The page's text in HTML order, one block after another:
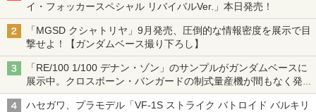
イ・フォッカースペシャル リバイバルVer.」本日発売！
「MGSD クシャトリヤ」9月発売、圧倒的な情報密度を展示で目
撃せよ！【ガンダムベース撮り下ろし】
「RE/100 1/100 デナン・ゾン」のサンプルがガンダムベースに
展示中。クロスボーン・バンガードの制式量産機が間もなく発送
【ガンダムベース撮り下ろし】
ハセガワ、プラモデル「VF-1S ストライク バトロイド バルキリ